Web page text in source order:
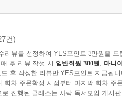
건)
리뷰를 선정하여 YES포인트 3만원을 드
후 리뷰 작성 시 일반회원 300원, 마니
후 작성한 리뷰만 YES포인트 지급됩니
회차 주문확정 시점부터 마지막 회차 주
로 진행된 클래스는 사락 독서모임 게시